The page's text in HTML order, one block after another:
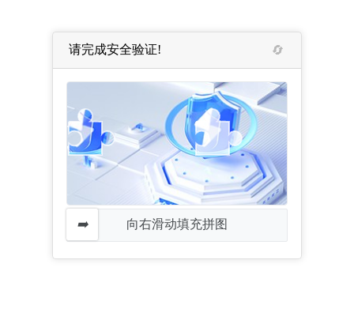
请完成安全验证!
向右滑动填充拼图